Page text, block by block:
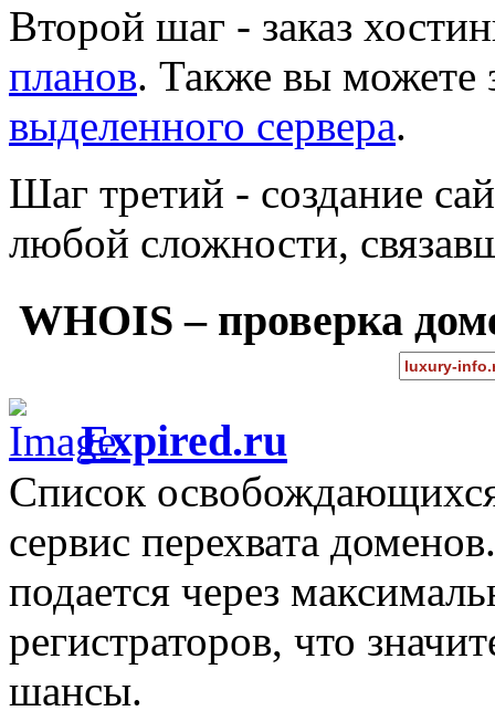
Второй шаг - заказ
планов. Также вы можете
выделенного сервера.
Шаг третий - создание
любой сложности,
WHOIS – проверка
Expired.ru
Список
сервис перехвата
подается через
регистраторов, что
шансы.